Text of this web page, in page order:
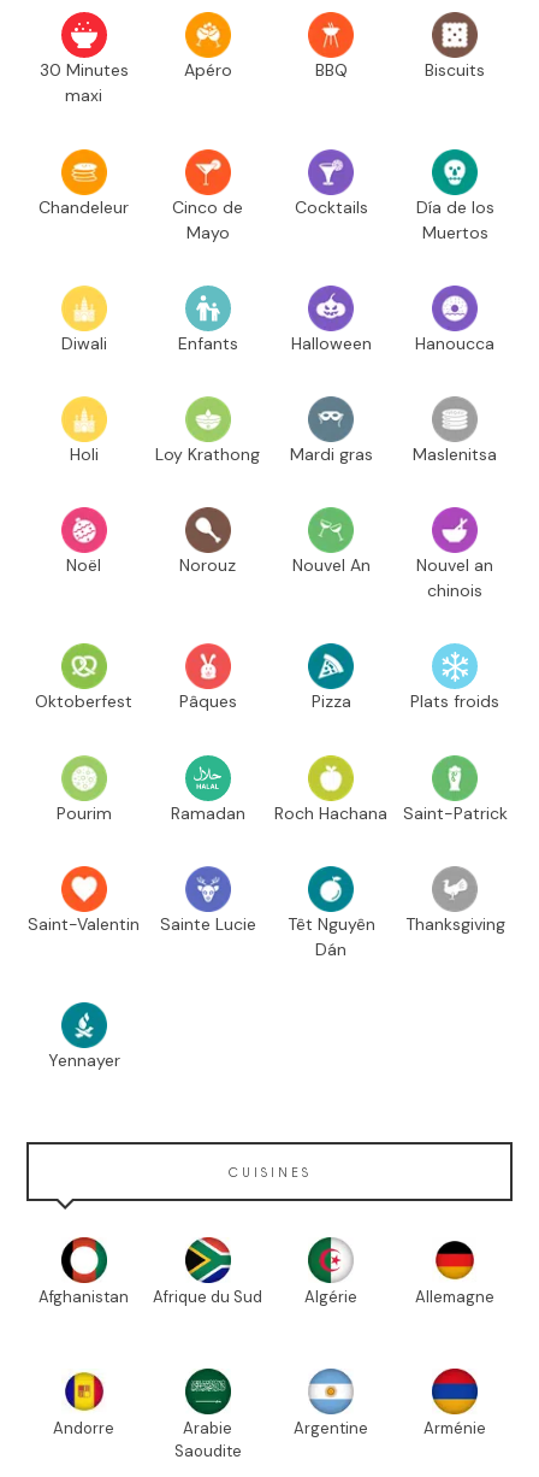
30 Minutes
maxi
Apéro BBQ Biscuits
Chandeleur
Cinco de
Mayo
Cocktails
Día de los
Muertos
Diwali Enfants Halloween Hanoucca
Holi Loy Krathong Mardi gras Maslenitsa
Noël Norouz Nouvel An
Nouvel an
chinois
Oktoberfest Pâques Pizza Plats froids
Pourim Ramadan Roch Hachana Saint-Patrick
Saint-Valentin Sainte Lucie
Têt Nguyên
Dán
Thanksgiving
Yennayer
CUISINES
Afghanistan Afrique du Sud Algérie Allemagne
Andorre
Arabie
Saoudite
Argentine Arménie